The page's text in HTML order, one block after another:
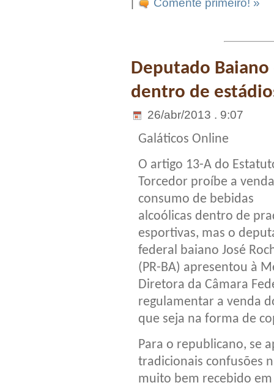
Comente primeiro! »
Deputado
dentro de
26/abr/2013 . 9:07
Galáticos Online
O artigo 13-A do
Torcedor proíbe a
consumo de bebidas
alcoólicas dentro de
esportivas, mas o
federal baiano José
(PR-BA) apresentou à
Diretora da Câmara
regulamentar a venda
que seja na forma de
Para o republicano, se
tradicionais confusões
muito bem recebido